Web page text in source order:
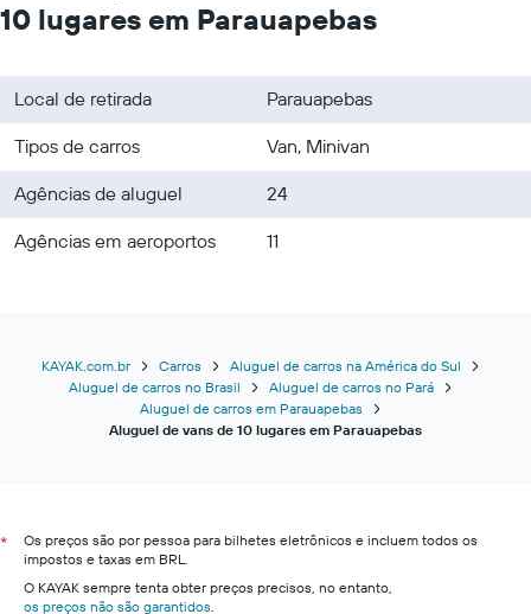
10 lugares em Parauapebas
Local de retirada
Parauapebas
Tipos de carros
Van, Minivan
Agências de aluguel
24
Agências em aeroportos
11
KAYAK.com.br Carros
Aluguel de carros na América do Sul
Aluguel de carros no Brasil
Aluguel de carros no Pará
Aluguel de carros em Parauapebas
Aluguel de vans de 10 lugares em Parauapebas
*
Os preços são por pessoa para bilhetes eletrônicos e incluem todos os
impostos e taxas em BRL.
O KAYAK sempre tenta obter preços precisos, no entanto,
os preços não são garantidos.